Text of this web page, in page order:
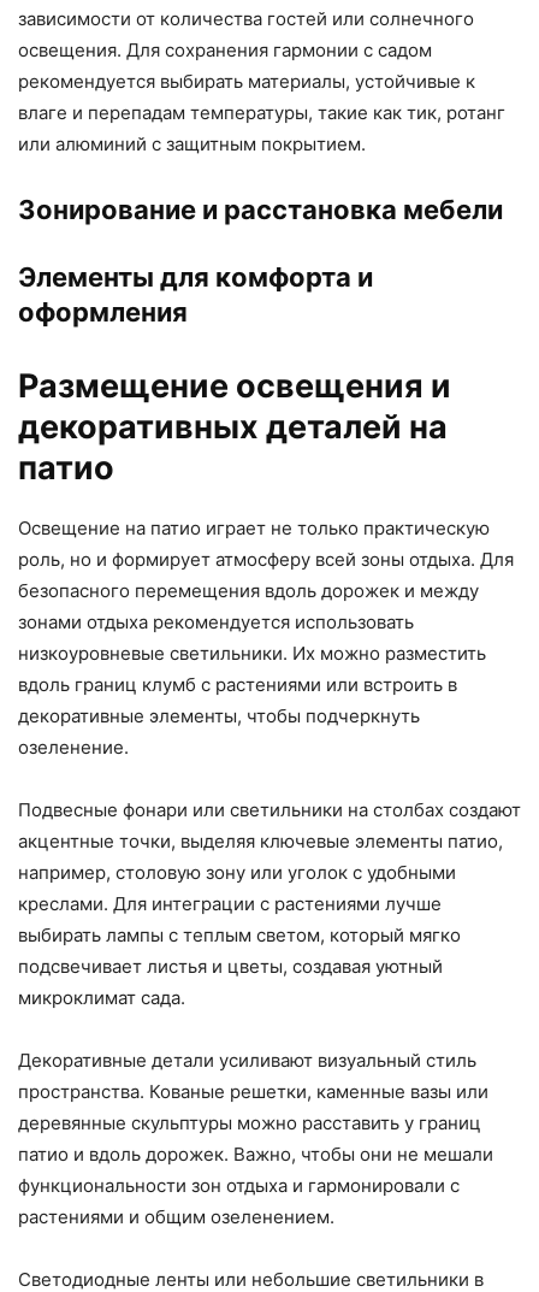
зависимости от количества гостей или солнечного
освещения. Для сохранения гармонии с садом
рекомендуется выбирать материалы, устойчивые к
влаге и перепадам температуры, такие как тик, ротанг
или алюминий с защитным покрытием.
Зонирование и расстановка мебели
Элементы для комфорта и
оформления
Размещение освещения и
декоративных деталей на
патио
Освещение на патио играет не только практическую
роль, но и формирует атмосферу всей зоны отдыха. Для
безопасного перемещения вдоль дорожек и между
зонами отдыха рекомендуется использовать
низкоуровневые светильники. Их можно разместить
вдоль границ клумб с растениями или встроить в
декоративные элементы, чтобы подчеркнуть
озеленение.
Подвесные фонари или светильники на столбах создают
акцентные точки, выделяя ключевые элементы патио,
например, столовую зону или уголок с удобными
креслами. Для интеграции с растениями лучше
выбирать лампы с теплым светом, который мягко
подсвечивает листья и цветы, создавая уютный
микроклимат сада.
Декоративные детали усиливают визуальный стиль
пространства. Кованые решетки, каменные вазы или
деревянные скульптуры можно расставить у границ
патио и вдоль дорожек. Важно, чтобы они не мешали
функциональности зон отдыха и гармонировали с
растениями и общим озеленением.
Светодиодные ленты или небольшие светильники в